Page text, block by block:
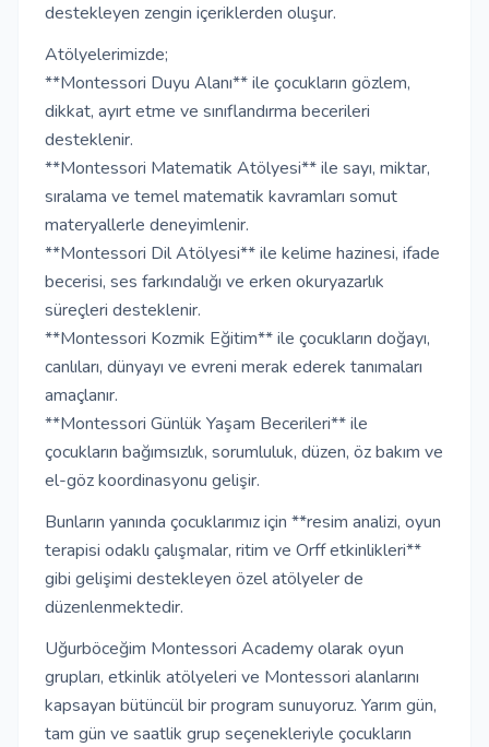
destekleyen zengin içeriklerden oluşur.
Atölyelerimizde;
**Montessori Duyu Alanı** ile çocukların gözlem,
dikkat, ayırt etme ve sınıflandırma becerileri
desteklenir.
**Montessori Matematik Atölyesi** ile sayı, miktar,
sıralama ve temel matematik kavramları somut
materyallerle deneyimlenir.
**Montessori Dil Atölyesi** ile kelime hazinesi, ifade
becerisi, ses farkındalığı ve erken okuryazarlık
süreçleri desteklenir.
**Montessori Kozmik Eğitim** ile çocukların doğayı,
canlıları, dünyayı ve evreni merak ederek tanımaları
amaçlanır.
**Montessori Günlük Yaşam Becerileri** ile
çocukların bağımsızlık, sorumluluk, düzen, öz bakım ve
el-göz koordinasyonu gelişir.
Bunların yanında çocuklarımız için **resim analizi, oyun
terapisi odaklı çalışmalar, ritim ve Orff etkinlikleri**
gibi gelişimi destekleyen özel atölyeler de
düzenlenmektedir.
Uğurböceğim Montessori Academy olarak oyun
grupları, etkinlik atölyeleri ve Montessori alanlarını
kapsayan bütüncül bir program sunuyoruz. Yarım gün,
tam gün ve saatlik grup seçenekleriyle çocukların